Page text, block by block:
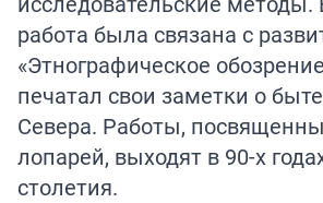
работа была связана с
«Этнографическое
печатал свои заметки о
Севера. Работы,
лопарей, выходят в 90-х
столетия.